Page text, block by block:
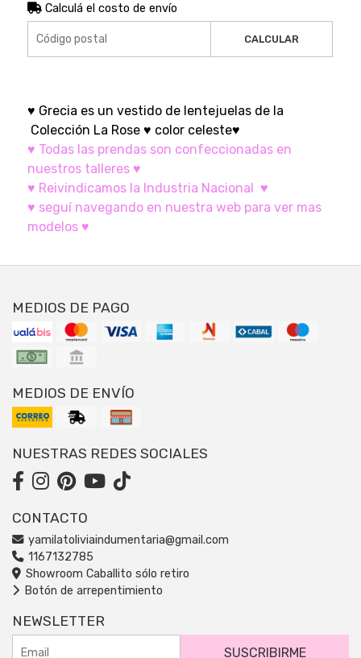
Calculá el costo de envío
CALCULAR
♥ Grecia es un vestido de lentejuelas de la
Colección La Rose ♥ color celeste♥
♥ Todas las prendas son confeccionadas en
nuestros talleres ♥
♥ Reivindicamos la Industria Nacional ♥
♥ seguí navegando en nuestra web para ver mas
modelos ♥
MEDIOS DE PAGO
MEDIOS DE ENVÍO
NUESTRAS REDES SOCIALES
CONTACTO
yamilatoliviaindumentaria@gmail.com
1167132785
Showroom Caballito sólo retiro
Botón de arrepentimiento
NEWSLETTER
SUSCRIBIRME